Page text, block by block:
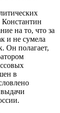
на то, что за
и не сумела
Он полагает,
в